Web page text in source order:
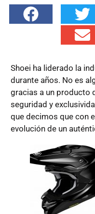
Shoei ha liderado la
durante años. No es
gracias a un producto
seguridad y
que decimos que con
evolución de un